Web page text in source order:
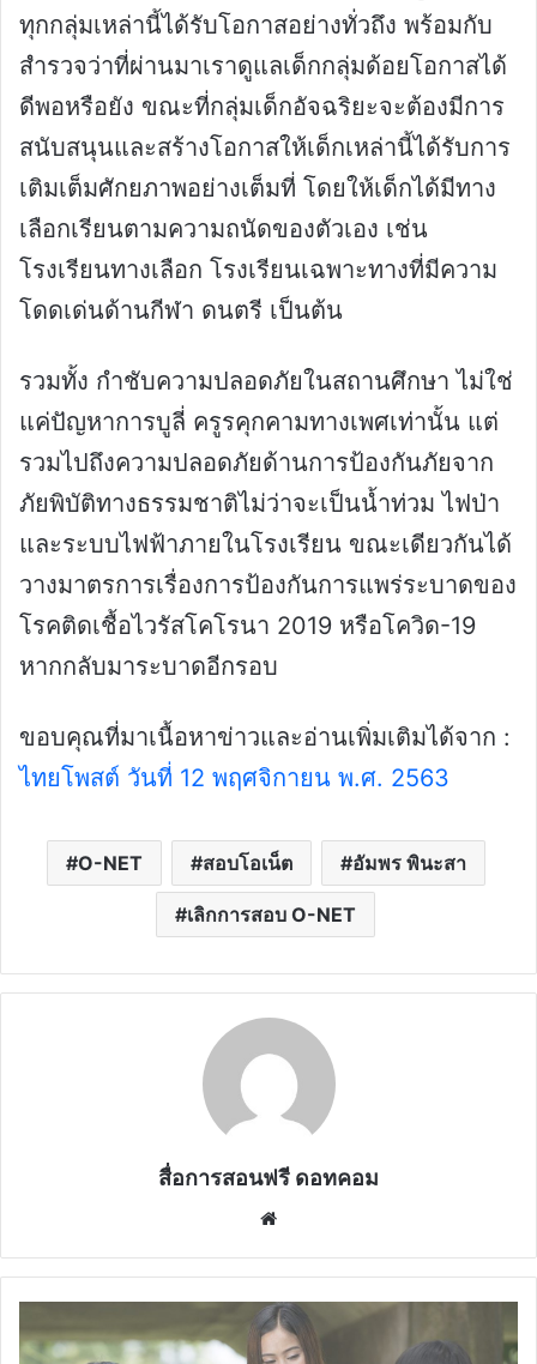
ทุกกลุ่มเหล่านี้ได้รับโอกาสอย่างทั่วถึง พร้อมกับ
สำรวจว่าที่ผ่านมาเราดูแลเด็กกลุ่มด้อยโอกาสได้
ดีพอหรือยัง ขณะที่กลุ่มเด็กอัจฉริยะจะต้องมีการ
สนับสนุนและสร้างโอกาสให้เด็กเหล่านี้ได้รับการ
เติมเต็มศักยภาพอย่างเต็มที่ โดยให้เด็กได้มีทาง
เลือกเรียนตามความถนัดของตัวเอง เช่น
โรงเรียนทางเลือก โรงเรียนเฉพาะทางที่มีความ
โดดเด่นด้านกีฬา ดนตรี เป็นต้น
รวมทั้ง กำชับความปลอดภัยในสถานศึกษา ไม่ใช่
แค่ปัญหาการบูลี่ ครูรคุกคามทางเพศเท่านั้น แต่
รวมไปถึงความปลอดภัยด้านการป้องกันภัยจาก
ภัยพิบัติทางธรรมชาติไม่ว่าจะเป็นน้ำท่วม ไฟป่า
และระบบไฟฟ้าภายในโรงเรียน ขณะเดียวกันได้
วางมาตรการเรื่องการป้องกันการแพร่ระบาดของ
โรคติดเชื้อไวรัสโคโรนา 2019 หรือโควิด-19
หากกลับมาระบาดอีกรอบ
ขอบคุณที่มาเนื้อหาข่าวและอ่านเพิ่มเติมได้จาก :
ไทยโพสต์ วันที่ 12 พฤศจิกายน พ.ศ. 2563
O-NET สอบโอเน็ต อัมพร พินะสา
เลิกการสอบ O-NET
สื่อการสอนฟรี ดอทคอม
แนว